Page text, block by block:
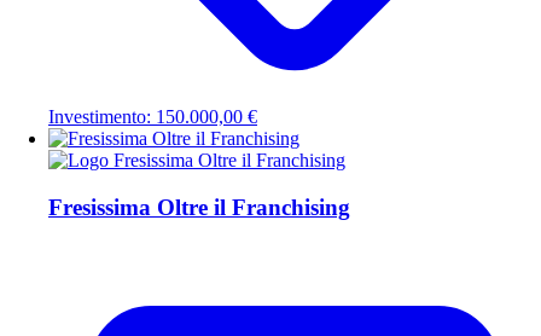
Investimento: 150.000,00 €
Fresissima Oltre il Franchising